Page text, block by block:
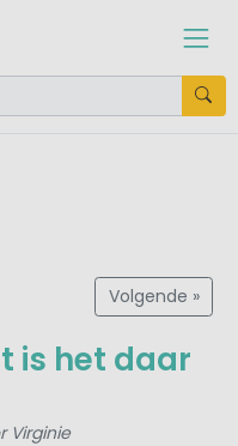
Volgende »
is het daar
Virginie